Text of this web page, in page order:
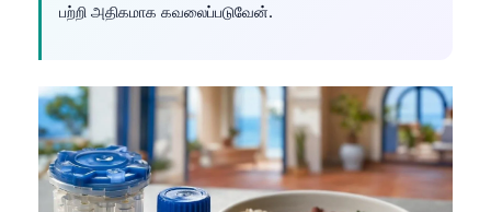
பற்றி அதிகமாக கவலைப்படுவேன்.